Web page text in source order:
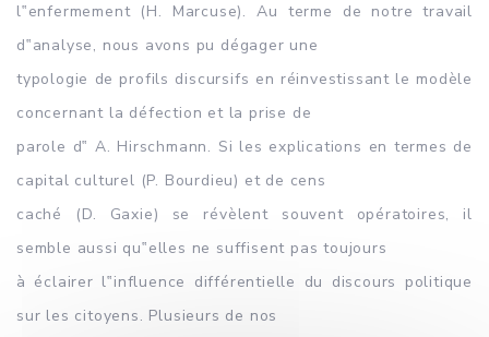
l‟enfermement (H. Marcuse). Au terme de notre travail
d‟analyse, nous avons pu dégager une
typologie de profils discursifs en réinvestissant le modèle
concernant la défection et la prise de
parole d‟ A. Hirschmann. Si les explications en termes de
capital culturel (P. Bourdieu) et de cens
caché (D. Gaxie) se révèlent souvent opératoires, il
semble aussi qu‟elles ne suffisent pas toujours
à éclairer l‟influence différentielle du discours politique
sur les citoyens. Plusieurs de nos